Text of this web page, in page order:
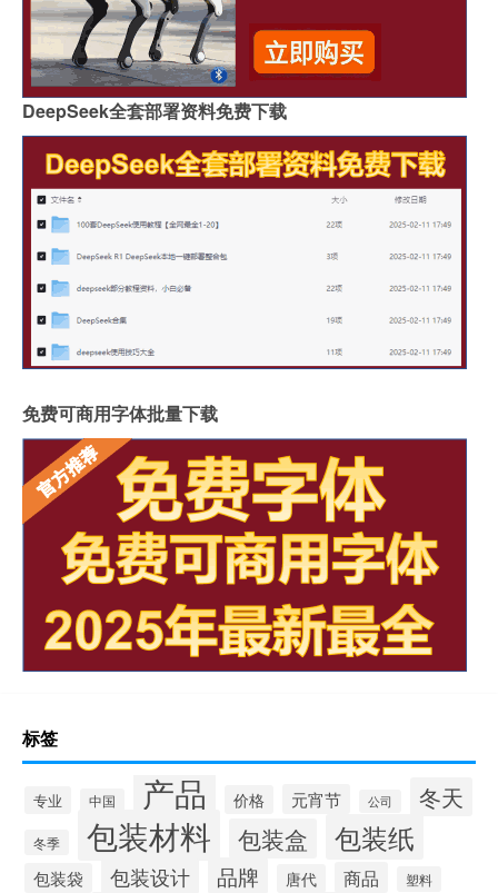
DeepSeek全套部署资料免费下载
免费可商用字体批量下载
标签
专业 中国 产品 价格 元宵节 公司 冬天
冬季 包装材料 包装盒 包装纸
包装袋 包装设计 品牌 唐代 商品 塑料